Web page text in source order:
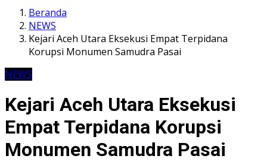
Beranda
NEWS
Kejari Aceh Utara Eksekusi Empat Terpidana
Korupsi Monumen Samudra Pasai
NEWS
Kejari Aceh Utara Eksekusi
Empat Terpidana Korupsi
Monumen Samudra Pasai